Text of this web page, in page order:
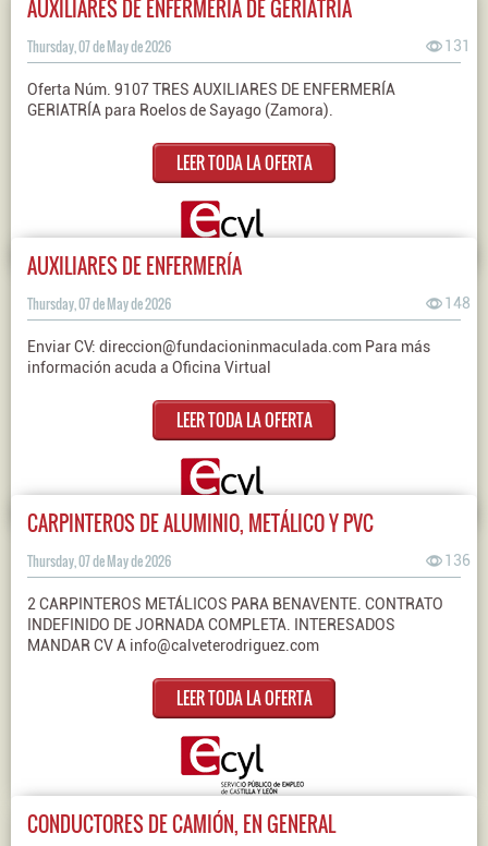
AUXILIARES DE ENFERMERÍA DE GERIATRÍA
Thursday, 07 de May de 2026 131
Oferta Núm. 9107 TRES AUXILIARES DE ENFERMERÍA
GERIATRÍA para Roelos de Sayago (Zamora).
LEER TODA LA OFERTA
AUXILIARES DE ENFERMERÍA
Thursday, 07 de May de 2026 148
Enviar CV: direccion@fundacioninmaculada.com Para más
información acuda a Oficina Virtual
LEER TODA LA OFERTA
CARPINTEROS DE ALUMINIO, METÁLICO Y PVC
Thursday, 07 de May de 2026 136
2 CARPINTEROS METÁLICOS PARA BENAVENTE. CONTRATO
INDEFINIDO DE JORNADA COMPLETA. INTERESADOS
MANDAR CV A info@calveterodriguez.com
LEER TODA LA OFERTA
CONDUCTORES DE CAMIÓN, EN GENERAL